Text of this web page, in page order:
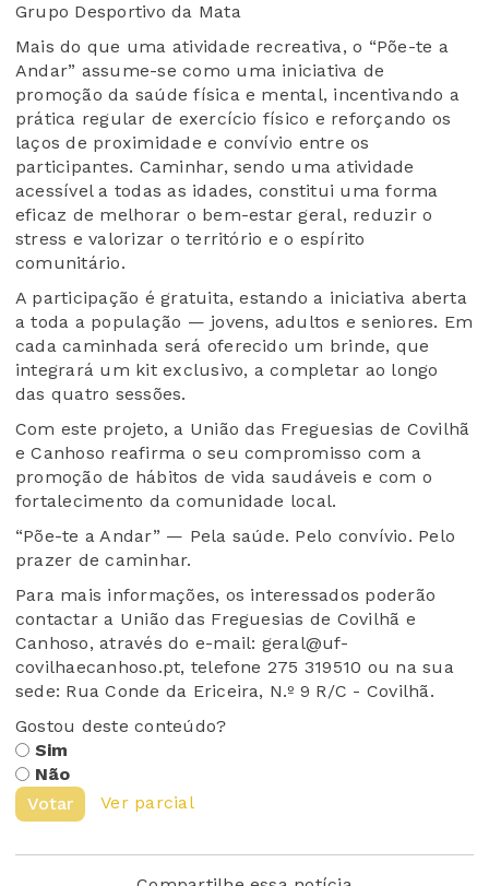
Grupo Desportivo da Mata
Mais do que uma atividade recreativa, o “Põe-te a
Andar” assume-se como uma iniciativa de
promoção da saúde física e mental, incentivando a
prática regular de exercício físico e reforçando os
laços de proximidade e convívio entre os
participantes. Caminhar, sendo uma atividade
acessível a todas as idades, constitui uma forma
eficaz de melhorar o bem-estar geral, reduzir o
stress e valorizar o território e o espírito
comunitário.
A participação é gratuita, estando a iniciativa aberta
a toda a população — jovens, adultos e seniores. Em
cada caminhada será oferecido um brinde, que
integrará um kit exclusivo, a completar ao longo
das quatro sessões.
Com este projeto, a União das Freguesias de Covilhã
e Canhoso reafirma o seu compromisso com a
promoção de hábitos de vida saudáveis e com o
fortalecimento da comunidade local.
“Põe-te a Andar” — Pela saúde. Pelo convívio. Pelo
prazer de caminhar.
Para mais informações, os interessados poderão
contactar a União das Freguesias de Covilhã e
Canhoso, através do e-mail: geral@uf-
covilhaecanhoso.pt, telefone 275 319510 ou na sua
sede: Rua Conde da Ericeira, N.º 9 R/C - Covilhã.
Gostou deste conteúdo?
Sim
Não
Votar
Ver parcial